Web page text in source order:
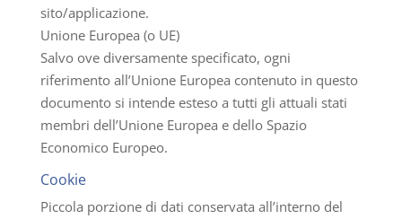
sito/applicazione.
Unione Europea (o UE)
Salvo ove diversamente specificato, ogni
riferimento all’Unione Europea contenuto in questo
documento si intende esteso a tutti gli attuali stati
membri dell’Unione Europea e dello Spazio
Economico Europeo.
Cookie
Piccola porzione di dati conservata all’interno del